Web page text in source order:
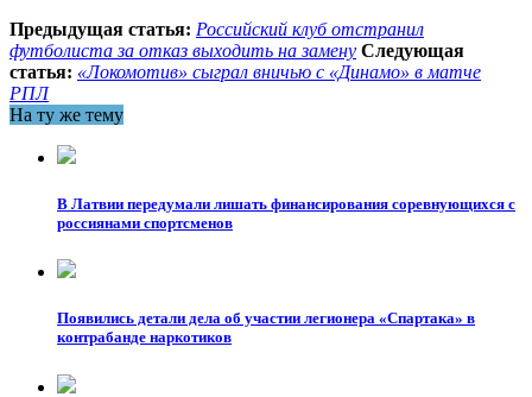
Предыдущая статья: Российский клуб отстранил
футболиста за отказ выходить на замену Следующая
статья: «Локомотив» сыграл вничью с «Динамо» в матче
РПЛ
На ту же тему
В Латвии передумали лишать финансирования соревнующихся с
россиянами спортсменов
Появились детали дела об участии легионера «Спартака» в
контрабанде наркотиков